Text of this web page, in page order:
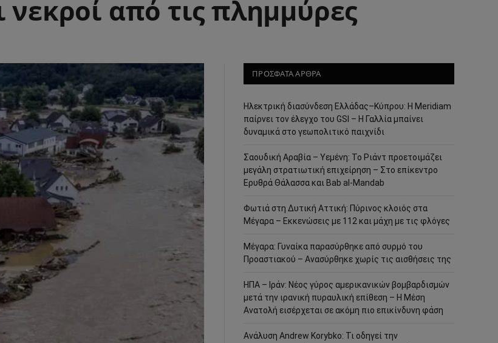
νεκροί από τις πλημμύρες
ΠΡΟΣΦΑΤΑ ΑΡΘΡΑ
Ηλεκτρική διασύνδεση Ελλάδας–Κύπρου: Η Meridiam
παίρνει τον έλεγχο του GSI – Η Γαλλία μπαίνει
δυναμικά στο γεωπολιτικό παιχνίδι
Σαουδική Αραβία – Υεμένη: Το Ριάντ προετοιμάζει
μεγάλη στρατιωτική επιχείρηση – Στο επίκεντρο
Ερυθρά Θάλασσα και Bab al-Mandab
Φωτιά στη Δυτική Αττική: Πύρινος κλοιός στα
Μέγαρα – Εκκενώσεις με 112 και μάχη με τις φλόγες
Μέγαρα: Γυναίκα παρασύρθηκε από συρμό του
Προαστιακού – Ανασύρθηκε χωρίς τις αισθήσεις της
ΗΠΑ – Ιράν: Νέος γύρος αμερικανικών βομβαρδισμών
μετά την ιρανική πυραυλική επίθεση – Η Μέση
Ανατολή εισέρχεται σε ακόμη πιο επικίνδυνη φάση
Ανάλυση Andrew Korybko: Τι οδηγεί την